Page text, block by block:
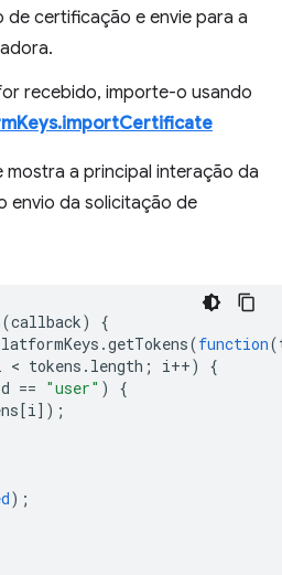
de certificação e envie para a
recebido, importe-o usando
mostra a principal interação da
envio da solicitação de
(callback)
{
.getTokens(function(
< tokens . length ; i++)
{
== "user" )
{
[i]);
);